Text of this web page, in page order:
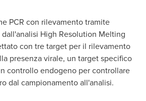
PCR con rilevamento tramite
High Resolution Melting
con tre target per il rilevamento
presenza virale, un target specifico
controllo endogeno per controllare
dal campionamento all'analisi.